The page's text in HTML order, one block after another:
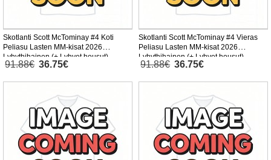
Skotlanti Scott McTominay #4 Koti
Peliasu Lasten MM-kisat 2026
Lyhythihainen (+ Lyhyet housut)
91.88€ 36.75€
Skotlanti Scott McTominay #4 Vieras
Peliasu Lasten MM-kisat 2026
Lyhythihainen (+ Lyhyet housut)
91.88€ 36.75€